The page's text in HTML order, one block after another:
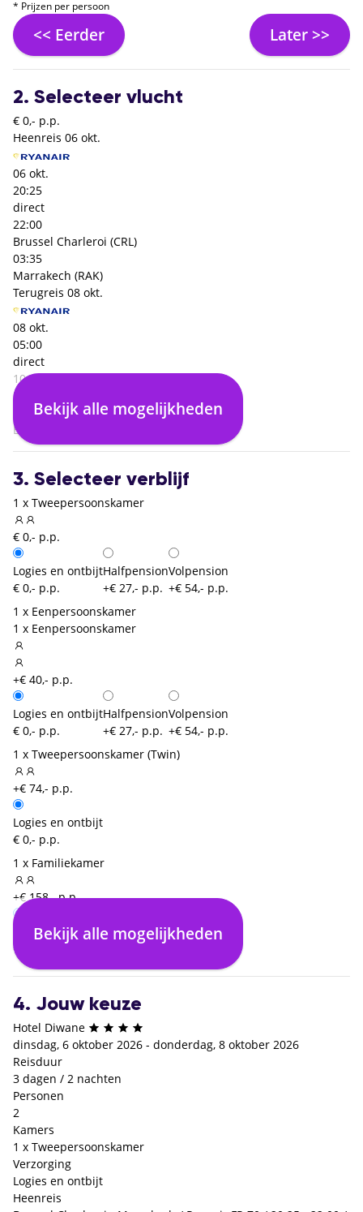
* Prijzen per persoon
<< Eerder Later >>
2. Selecteer vlucht
€ 0,- p.p.
Heenreis 06 okt.
06 okt.
20:25
direct
22:00
Brussel Charleroi (CRL)
03:35
Marrakech (RAK)
Terugreis 08 okt.
08 okt.
05:00
direct
10:30
Marrakech (RAK)
03:30
Brussel Charleroi (CRL)
Bekijk alle mogelijkheden
3. Selecteer verblijf
1 x Tweepersoonskamer
€ 0,- p.p.
Logies en ontbijt
€ 0,- p.p.
Halfpension
+€ 27,- p.p.
Volpension
+€ 54,- p.p.
1 x Eenpersoonskamer
1 x Eenpersoonskamer
+€ 40,- p.p.
Logies en ontbijt
€ 0,- p.p.
Halfpension
+€ 27,- p.p.
Volpension
+€ 54,- p.p.
1 x Tweepersoonskamer (Twin)
+€ 74,- p.p.
Logies en ontbijt
€ 0,- p.p.
1 x Familiekamer
+€ 158,- p.p.
Logies en ontbijt
€ 0,- p.p.
Bekijk alle mogelijkheden
4. Jouw keuze
Hotel Diwane
dinsdag, 6 oktober 2026 - donderdag, 8 oktober 2026
Reisduur
3 dagen / 2 nachten
Personen
2
Kamers
1 x Tweepersoonskamer
Verzorging
Logies en ontbijt
Heenreis